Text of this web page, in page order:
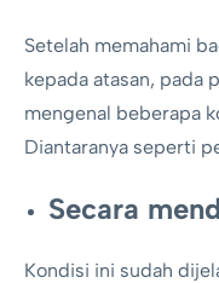
Setelah memahami
kepada atasan, pada
mengenal beberapa
Diantaranya seperti
Secara
Kondisi ini sudah